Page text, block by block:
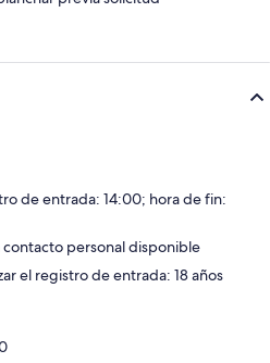
de entrada: 14:00; hora de fin:
personal disponible
el registro de entrada: 18 años